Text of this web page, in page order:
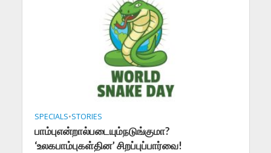
SPECIALS•STORIES
பாம்புஎன்றால்படையும்நடுங்குமா?
‘உலகபாம்புகள்தின’ சிறப்புப்பார்வை!